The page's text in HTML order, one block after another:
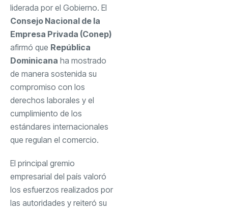
liderada por el Gobierno. El
Consejo Nacional de la
Empresa Privada (Conep)
afirmó que República
Dominicana ha mostrado
de manera sostenida su
compromiso con los
derechos laborales y el
cumplimiento de los
estándares internacionales
que regulan el comercio.
El principal gremio
empresarial del país valoró
los esfuerzos realizados por
las autoridades y reiteró su